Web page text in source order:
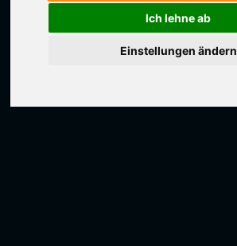
Ich lehne ab
Einstellungen ändern